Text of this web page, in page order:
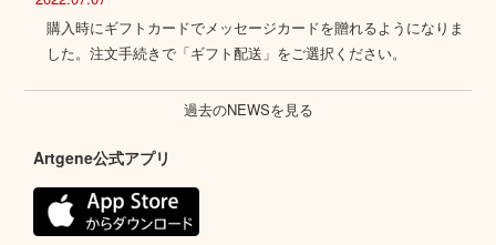
購入時にギフトカードでメッセージカードを贈れるようになりま
した。注文手続きで「ギフト配送」をご選択ください。
過去のNEWSを見る
Artgene公式アプリ